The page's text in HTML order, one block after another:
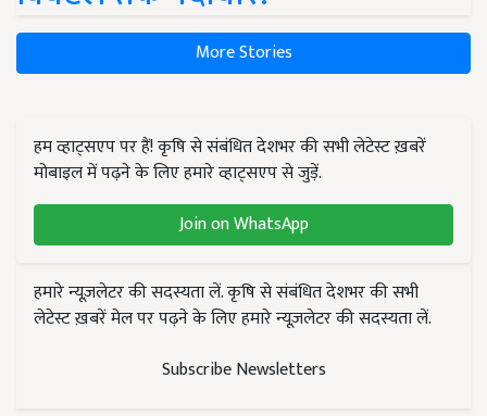
More Stories
हम व्हाट्सएप पर हैं! कृषि से संबंधित देशभर की सभी लेटेस्ट ख़बरें
मोबाइल में पढ़ने के लिए हमारे व्हाट्सएप से जुड़ें.
Join on WhatsApp
हमारे न्यूज़लेटर की सदस्यता लें. कृषि से संबंधित देशभर की सभी
लेटेस्ट ख़बरें मेल पर पढ़ने के लिए हमारे न्यूज़लेटर की सदस्यता लें.
Subscribe Newsletters